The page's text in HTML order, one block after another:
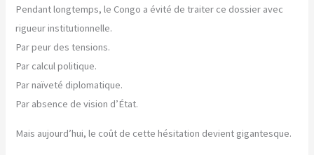
Pendant longtemps, le Congo a évité de traiter ce dossier avec
rigueur institutionnelle.
Par peur des tensions.
Par calcul politique.
Par naïveté diplomatique.
Par absence de vision d’État.
Mais aujourd’hui, le coût de cette hésitation devient gigantesque.